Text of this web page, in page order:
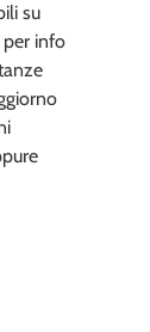
su
info